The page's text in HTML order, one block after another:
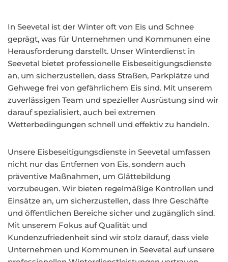
In Seevetal ist der Winter oft von Eis und Schnee
geprägt, was für Unternehmen und Kommunen eine
Herausforderung darstellt. Unser Winterdienst in
Seevetal bietet professionelle Eisbeseitigungsdienste
an, um sicherzustellen, dass Straßen, Parkplätze und
Gehwege frei von gefährlichem Eis sind. Mit unserem
zuverlässigen Team und spezieller Ausrüstung sind wir
darauf spezialisiert, auch bei extremen
Wetterbedingungen schnell und effektiv zu handeln.
Unsere Eisbeseitigungsdienste in Seevetal umfassen
nicht nur das Entfernen von Eis, sondern auch
präventive Maßnahmen, um Glättebildung
vorzubeugen. Wir bieten regelmäßige Kontrollen und
Einsätze an, um sicherzustellen, dass Ihre Geschäfte
und öffentlichen Bereiche sicher und zugänglich sind.
Mit unserem Fokus auf Qualität und
Kundenzufriedenheit sind wir stolz darauf, dass viele
Unternehmen und Kommunen in Seevetal auf unsere